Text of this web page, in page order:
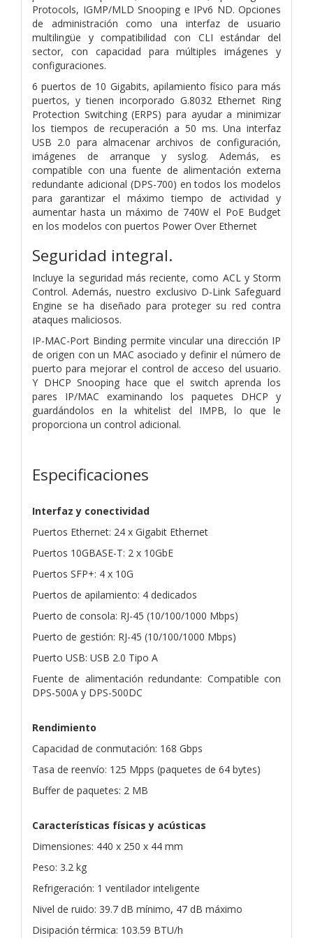
Protocols, IGMP/MLD Snooping e IPv6 ND. Opciones
de administración como una interfaz de usuario
multilingüe y compatibilidad con CLI estándar del
sector, con capacidad para múltiples imágenes y
configuraciones.
6 puertos de 10 Gigabits, apilamiento físico para más
puertos, y tienen incorporado G.8032 Ethernet Ring
Protection Switching (ERPS) para ayudar a minimizar
los tiempos de recuperación a 50 ms. Una interfaz
USB 2.0 para almacenar archivos de configuración,
imágenes de arranque y syslog. Además, es
compatible con una fuente de alimentación externa
redundante adicional (DPS-700) en todos los modelos
para garantizar el máximo tiempo de actividad y
aumentar hasta un máximo de 740W el PoE Budget
en los modelos con puertos Power Over Ethernet
Seguridad integral.
Incluye la seguridad más reciente, como ACL y Storm
Control. Además, nuestro exclusivo D-Link Safeguard
Engine se ha diseñado para proteger su red contra
ataques maliciosos.
IP-MAC-Port Binding permite vincular una dirección IP
de origen con un MAC asociado y definir el número de
puerto para mejorar el control de acceso del usuario.
Y DHCP Snooping hace que el switch aprenda los
pares IP/MAC examinando los paquetes DHCP y
guardándolos en la whitelist del IMPB, lo que le
proporciona un control adicional.
Especificaciones
Interfaz y conectividad
Puertos Ethernet: 24 x Gigabit Ethernet
Puertos 10GBASE-T: 2 x 10GbE
Puertos SFP+: 4 x 10G
Puertos de apilamiento: 4 dedicados
Puerto de consola: RJ-45 (10/100/1000 Mbps)
Puerto de gestión: RJ-45 (10/100/1000 Mbps)
Puerto USB: USB 2.0 Tipo A
Fuente de alimentación redundante: Compatible con
DPS-500A y DPS-500DC
Rendimiento
Capacidad de conmutación: 168 Gbps
Tasa de reenvío: 125 Mpps (paquetes de 64 bytes)
Buffer de paquetes: 2 MB
Características físicas y acústicas
Dimensiones: 440 x 250 x 44 mm
Peso: 3.2 kg
Refrigeración: 1 ventilador inteligente
Nivel de ruido: 39.7 dB mínimo, 47 dB máximo
Disipación térmica: 103.59 BTU/h